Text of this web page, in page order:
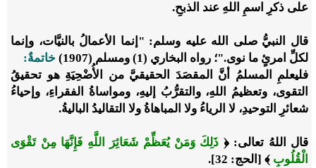
على ذكرِ اسمِ اللهِ عند الذبحِ.
قال النبيُّ صلى الله عليه وسلم: "إنما الأعمالُ بالنيَّات، وإنما
لكلِّ امرئٍ ما نوى."؛ رواه البخاري (1) ومسلم (1907)
خاتمةٌ:
فليعلمِ المسلمُ أنَّ المقصَدَ الحقيقيَّ من الأُضْحِيَةِ هو تحقيقُ
التقوى، وتعظيمُ اللهِ، والتقرُّبُ إليهِ، ومواساةُ الفقراءِ، وإحياءُ
شعائرِ التوحيدِ، لا الرياءُ ولا المباهاةُ ولا التقاليدُ الباليةُ.
قال اللهُ تعالى:﴿ ذَلِكَ وَمَنْ يُعَظِّمْ شَعَائِرَ اللَّهِ فَإِنَّهَا مِنْ تَقْوَى
الْقُلُوبِ ﴾ [الحج: 32].